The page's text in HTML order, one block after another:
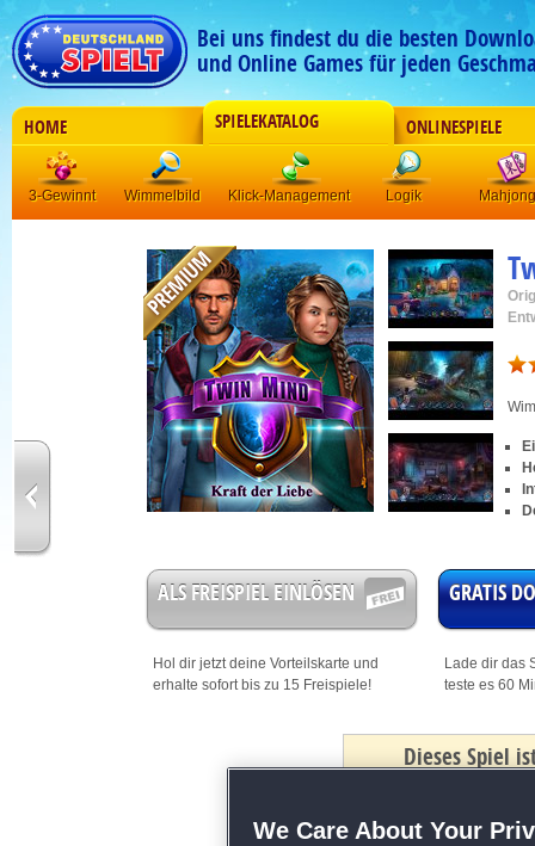
Bei uns findest du die besten
und Online Games für jeden
HOME SPIELEKATALOG ONLINESPIELE
3-Gewinnt Wimmelbild Klick-Management Logik Mahjong
ALS FREISPIEL EINLÖSEN
Hol dir jetzt deine Vorteilskarte und
erhalte sofort bis zu 15 Freispiele!
GRATIS
Lade dir das
teste es 60
Dieses Spiel
We Care About Your